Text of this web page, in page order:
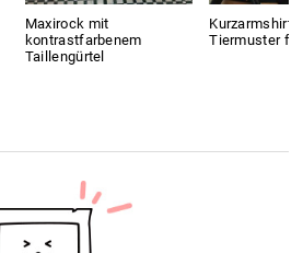
Maxirock mit
kontrastfarbenem
Taillengürtel
Kurzarmshirt
Tiermuster